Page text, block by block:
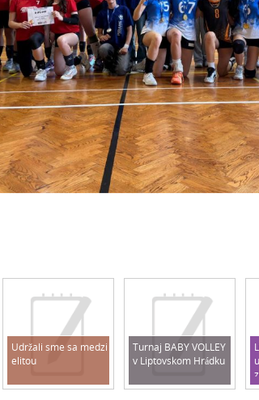
Udržali sme sa medzi
elitou
Turnaj BABY VOLLEY
v Liptovskom Hrádku